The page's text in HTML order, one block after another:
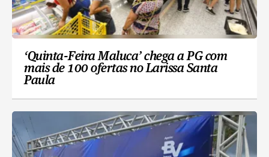
‘Quinta-Feira Maluca’ chega a PG com
mais de 100 ofertas no Larissa Santa
Paula